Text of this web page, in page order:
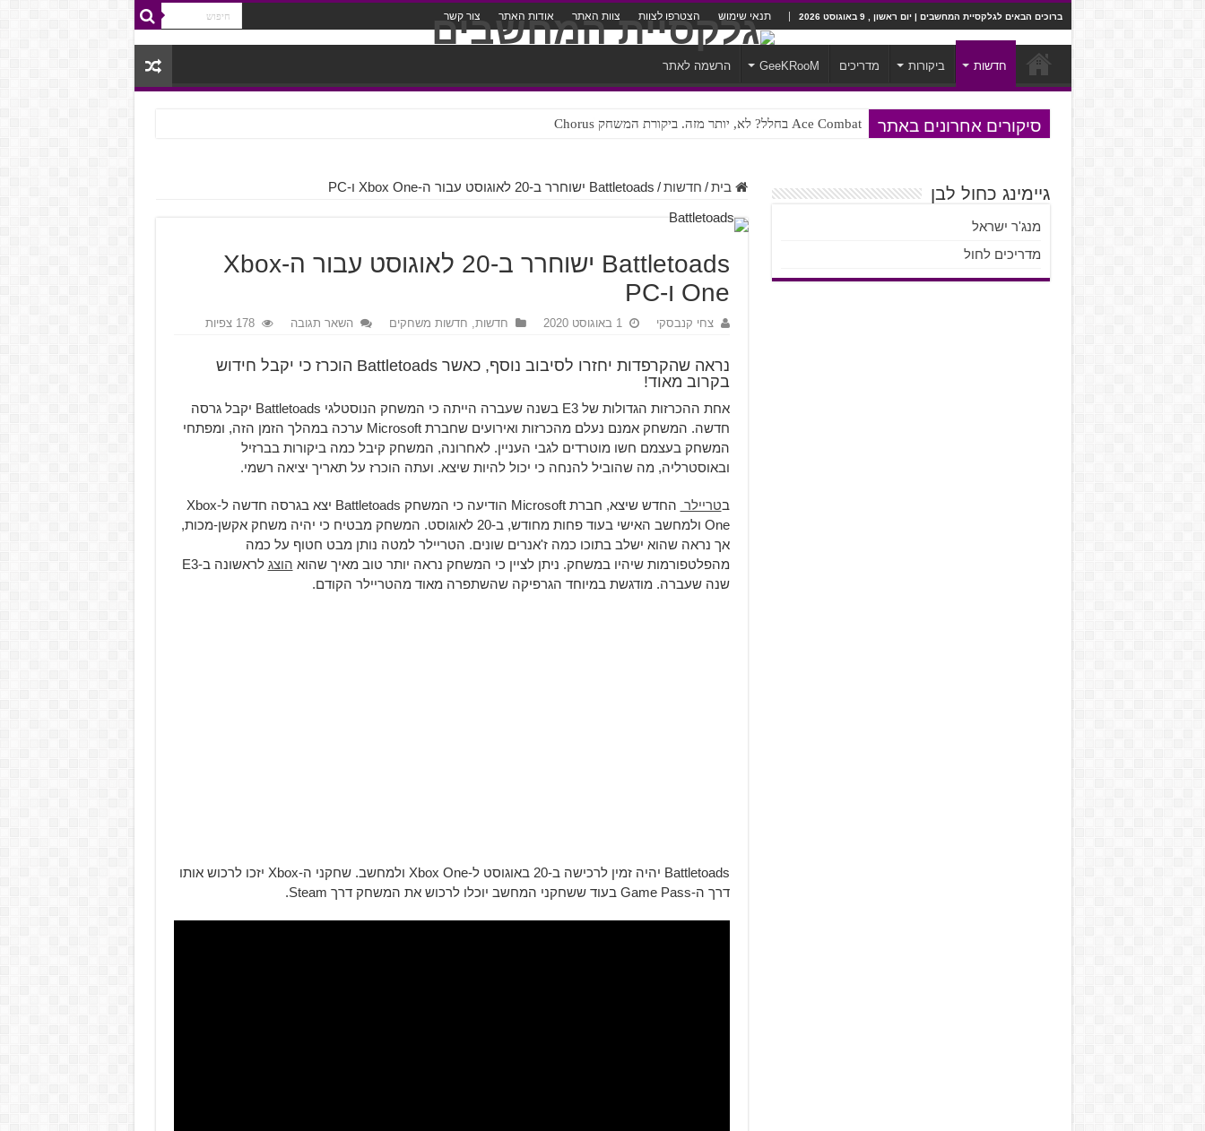
ברוכים הבאים לגלקסיית המחשבים | יום ראשון , 9 באוגוסט 2026 תנאי שימוש הצטרפו לצוות צוות האתר אודות האתר צור קשר
חדשות ביקורות מדריכים GeeKRooM הרשמה לאתר
סיקורים אחרונים באתר Ace Combat בחלל? לא, יותר מזה. ביקורת המשחק Chorus
Steven Universe והשירים שתורגמו בצורה נוראית לעברית
בית / חדשות / Battletoads ישוחרר ב-20 לאוגוסט עבור ה-Xbox One ו-PC
Battletoads ישוחרר ב-20 לאוגוסט עבור ה-Xbox
One ו-PC
צחי קנבסקי 1 באוגוסט 2020 חדשות, חדשות משחקים השאר תגובה 178 צפיות
נראה שהקרפדות יחזרו לסיבוב נוסף, כאשר Battletoads הוכרז כי יקבל חידוש
בקרוב מאוד!
אחת ההכרזות הגדולות של E3 בשנה שעברה הייתה כי המשחק הנוסטלגי Battletoads יקבל גרסה
חדשה. המשחק אמנם נעלם מהכרזות ואירועים שחברת Microsoft ערכה במהלך הזמן הזה, ומפתחי
המשחק בעצמם חשו מוטרדים לגבי העניין. לאחרונה, המשחק קיבל כמה ביקורות בברזיל
ובאוסטרליה, מה שהוביל להנחה כי יכול להיות שיצא. ועתה הוכרז על תאריך יציאה רשמי.
בטריילר
החדש שיצא, חברת Microsoft הודיעה כי המשחק Battletoads יצא בגרסה חדשה ל-Xbox
One ולמחשב האישי בעוד פחות מחודש, ב-20 לאוגוסט. המשחק מבטיח כי יהיה משחק אקשן-מכות,
אך נראה שהוא ישלב בתוכו כמה ז'אנרים שונים. הטריילר למטה נותן מבט חטוף על כמה
מהפלטפורמות שיהיו במשחק. ניתן לציין כי המשחק נראה יותר טוב מאיך שהוא הוצג
לראשונה ב-E3
שנה שעברה. מודגשת במיוחד הגרפיקה שהשתפרה מאוד מהטריילר הקודם.
Battletoads יהיה זמין לרכישה ב-20 באוגוסט ל-Xbox One ולמחשב. שחקני ה-Xbox יזכו לרכוש אותו
דרך ה-Game Pass בעוד ששחקני המחשב יוכלו לרכוש את המשחק דרך Steam.
גיימינג כחול לבן
מנג'ר ישראל
מדריכים לחול